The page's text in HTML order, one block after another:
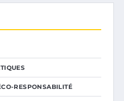
RESPONSABILITÉ